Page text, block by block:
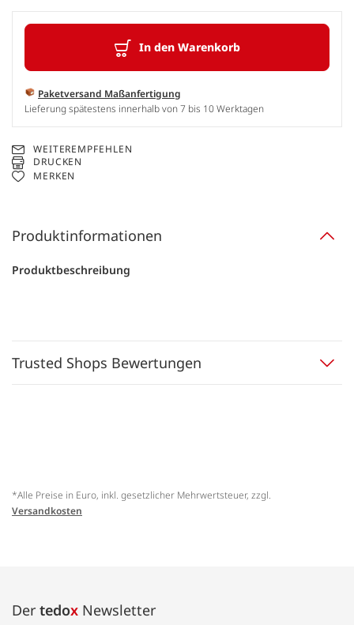
In den Warenkorb
Paketversand Maßanfertigung
Lieferung spätestens innerhalb von 7 bis 10 Werktagen
WEITEREMPFEHLEN
DRUCKEN
MERKEN
Produktinformationen
Produktbeschreibung
Trusted Shops Bewertungen
*Alle Preise in Euro, inkl. gesetzlicher Mehrwertsteuer, zzgl.
Versandkosten
Der tedox Newsletter